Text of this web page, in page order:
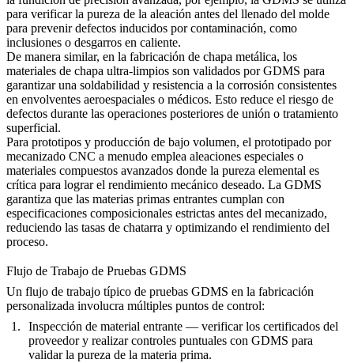
para verificar la pureza de la aleación antes del llenado del molde
para prevenir defectos inducidos por contaminación, como
inclusiones o desgarros en caliente.
De manera similar, en la fabricación de chapa metálica, los
materiales de chapa ultra-limpios son validados por GDMS para
garantizar una soldabilidad y resistencia a la corrosión consistentes
en envolventes aeroespaciales o médicos. Esto reduce el riesgo de
defectos durante las operaciones posteriores de unión o tratamiento
superficial.
Para prototipos y producción de bajo volumen, el prototipado por
mecanizado CNC a menudo emplea aleaciones especiales o
materiales compuestos avanzados donde la pureza elemental es
crítica para lograr el rendimiento mecánico deseado. La GDMS
garantiza que las materias primas entrantes cumplan con
especificaciones composicionales estrictas antes del mecanizado,
reduciendo las tasas de chatarra y optimizando el rendimiento del
proceso.
Flujo de Trabajo de Pruebas GDMS
Un flujo de trabajo típico de pruebas GDMS en la fabricación
personalizada involucra múltiples puntos de control:
Inspección de material entrante — verificar los certificados del
proveedor y realizar controles puntuales con GDMS para
validar la pureza de la materia prima.